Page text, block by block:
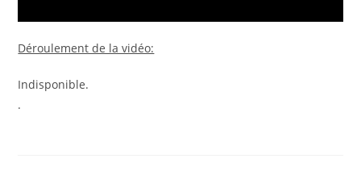
Déroulement de la vidéo:
Indisponible.
.